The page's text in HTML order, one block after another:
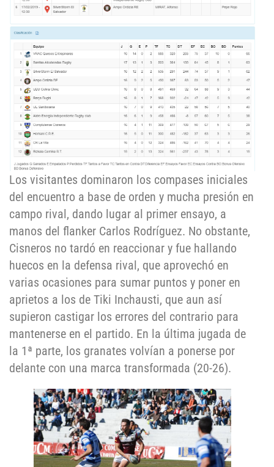
Los visitantes dominaron los compases iniciales
del encuentro a base de orden y mucha presión en
campo rival, dando lugar al primer ensayo, a
manos del flanker Carlos Rodríguez. No obstante,
Cisneros no tardó en reaccionar y fue hallando
huecos en la defensa rival, que aprovechó en
varias ocasiones para sumar puntos y poner en
aprietos a los de Tiki Inchausti, que aun así
supieron castigar los errores del contrario para
mantenerse en el partido. En la última jugada de
la 1ª parte, los granates volvían a ponerse por
delante con una marca transformada (20-26).